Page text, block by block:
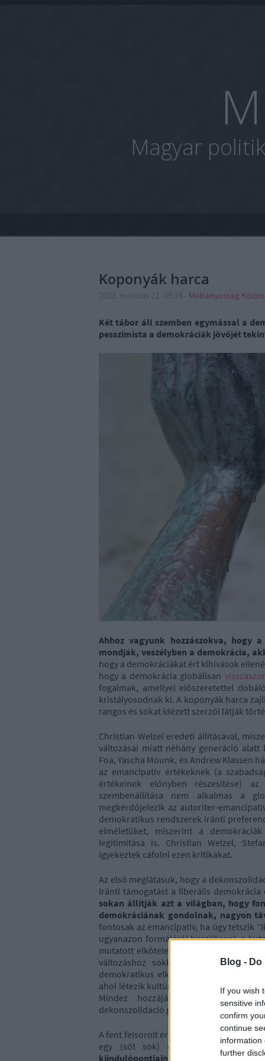
Blog -
If you wish
sensitive
confirm
continue
information
further
Magyar
Koponyák harca
Méltányosság
Két tábor áll szemben egymással a
pesszimista a demokráciák jövőjét
Ahhoz vagyunk hozzászokva,
mondják, veszélyben a demokrácia,
hogy a demokráciákat ért kihívások
hogy a demokrácia globálisan
fogalmak, amellyel előszeretettel
kristályosodnak ki. A koponyák harca
rangos és sokat idézett szerzői látják
Christian Welzel eredeti állításával,
változásai miatt néhány generáció
Foa, Yascha Mounk, és Andrew Klassen
az emancipatív értékeknek (a
értékeinek előnyben részesítése)
szembenállítása nem alkalmas a
megkérdőjelezik az autoriter-
demokratikus rendszerek iránti
elméletüket, miszerint a
legitimitása is. Christian Welzel,
igyekeztek cáfolni ezen kritikákat.
Az első meglátásuk, hogy a
iránti támogatást a liberális
sokan állítják azt a világban, hogy
demokráciának gondolnak, nagyon
fontosak az emancipatív, ha úgy tetszik
ugyanazon formájáról beszéljenek a
mutatott elkötelezettség azt jelentené,
változáshoz sokkal több idő
demokratikus elkötelezettséget
ahol létezik kultúrálisan a demokrácia
Mindez hozzájárul utolsó
dekonszolidáció globális trend lenne.
A fent felsorolt érvek hihetetlenül erős
egy (sőt sok) elemzést.
kiindulópontjaink, az általunk